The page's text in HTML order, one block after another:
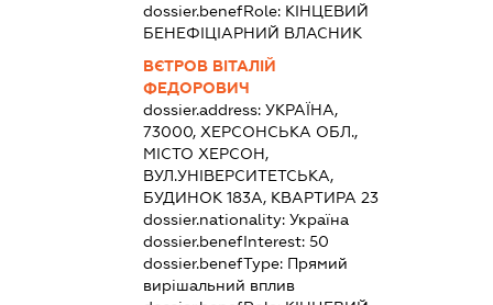
dossier.benefRole: КІНЦЕВИЙ
БЕНЕФІЦІАРНИЙ ВЛАСНИК
ВЄТРОВ ВІТАЛІЙ
ФЕДОРОВИЧ
dossier.address: УКРАЇНА,
73000, ХЕРСОНСЬКА ОБЛ.,
МІСТО ХЕРСОН,
ВУЛ.УНІВЕРСИТЕТСЬКА,
БУДИНОК 183А, КВАРТИРА 23
dossier.nationality: Україна
dossier.benefInterest: 50
dossier.benefType: Прямий
вирішальний вплив